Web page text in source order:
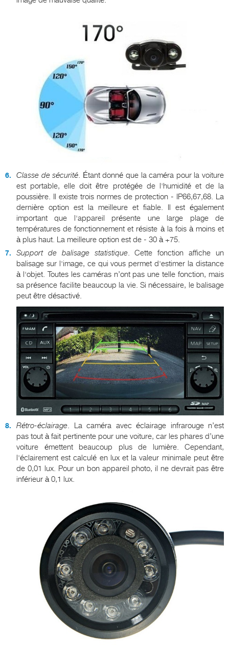
Classe de sécurité. Étant donné que la caméra pour la voiture
est portable, elle doit être protégée de l'humidité et de la
poussière. Il existe trois normes de protection - IP66,67,68. La
dernière option est la meilleure et fiable. Il est également
important que l'appareil présente une large plage de
températures de fonctionnement et résiste à la fois à moins et
à plus haut. La meilleure option est de - 30 à +75.
Support de balisage statistique. Cette fonction affiche un
balisage sur l'image, ce qui vous permet d'estimer la distance
à l'objet. Toutes les caméras n’ont pas une telle fonction, mais
sa présence facilite beaucoup la vie. Si nécessaire, le balisage
peut être désactivé.
Rétro-éclairage. La caméra avec éclairage infrarouge n’est
pas tout à fait pertinente pour une voiture, car les phares d’une
voiture émettent beaucoup plus de lumière. Cependant,
l'éclairement est calculé en lux et la valeur minimale peut être
de 0,01 lux. Pour un bon appareil photo, il ne devrait pas être
inférieur à 0,1 lux.